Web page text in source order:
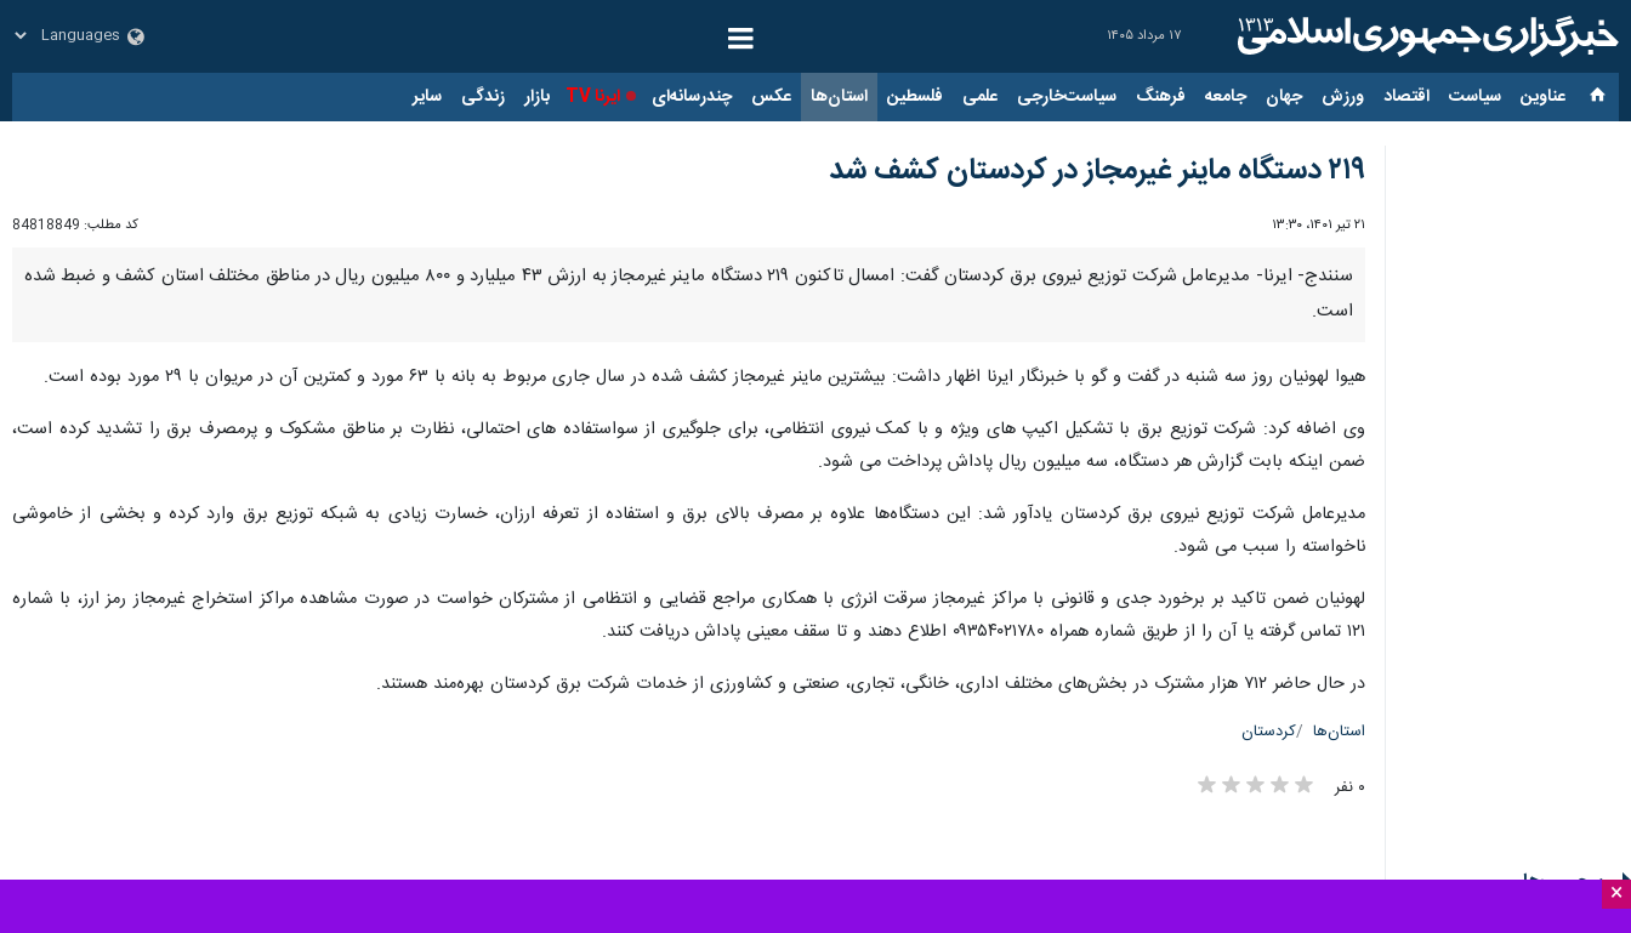
۱۷ مرداد ۱۴۰۵
عناوین‌ سیاست اقتصاد ورزش جهان جامعه فرهنگ سیاست‌خارجی علمی فلسطین استان‌ها عکس چندرسانه‌ای ایرنا TV بازار زندگی سایر
×
۲۱۹ دستگاه ماینر غیرمجاز در کردستان کشف شد
۲۱ تیر ۱۴۰۱، ۱۳:۳۰ کد مطلب: 84818849
سنندج- ایرنا- مدیرعامل شرکت توزیع نیروی برق کردستان گفت: امسال تاکنون ۲۱۹ دستگاه ماینر غیرمجاز به ارزش ۴۳ میلیارد و ۸۰۰ میلیون ریال در مناطق مختلف استان کشف و ضبط شده
است.
هیوا لهونیان روز سه شنبه در گفت و گو با خبرنگار ایرنا اظهار داشت: بیشترین ماینر غیرمجاز کشف شده در سال جاری مربوط به بانه با ۶۳ مورد و کمترین آن در مریوان با ۲۹ مورد بوده است.
وی اضافه کرد: شرکت توزیع برق با تشکیل اکیپ های ویژه و با کمک نیروی انتظامی، برای جلوگیری از سواستفاده های احتمالی، نظارت بر مناطق مشکوک و پرمصرف برق را تشدید کرده است،
ضمن اینکه بابت گزارش هر دستگاه، سه میلیون ریال پاداش پرداخت می شود.
مدیرعامل شرکت توزیع نیروی برق کردستان یادآور شد: این دستگاه‌ها علاوه بر مصرف بالای برق و استفاده از تعرفه ارزان، خسارت زیادی به شبکه توزیع برق وارد کرده و بخشی از خاموشی
ناخواسته را سبب می شود.
لهونیان ضمن تاکید بر برخورد جدی و قانونی با مراکز غیرمجاز سرقت انرژی با همکاری مراجع قضایی و انتظامی از مشترکان خواست در صورت مشاهده مراکز استخراج غیرمجاز رمز ارز، با شماره
۱۲۱ تماس گرفته یا آن را از طریق شماره همراه ۰۹۳۵۴۰۲۱۷۸۰ اطلاع دهند و تا سقف معینی پاداش دریافت کنند.
در حال حاضر ۷۱۲ هزار مشترک در بخش‌های مختلف اداری، خانگی، تجاری، صنعتی و کشاورزی از خدمات شرکت برق کردستان بهره‌مند هستند.
استان‌ها کردستان
۰ نفر
برچسب‌ها